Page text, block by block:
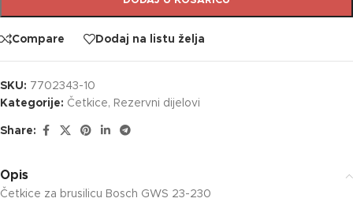
Compare Dodaj na listu želja
SKU: 7702343-10
Kategorije: Četkice, Rezervni dijelovi
Share:
Opis
Četkice za brusilicu Bosch GWS 23-230